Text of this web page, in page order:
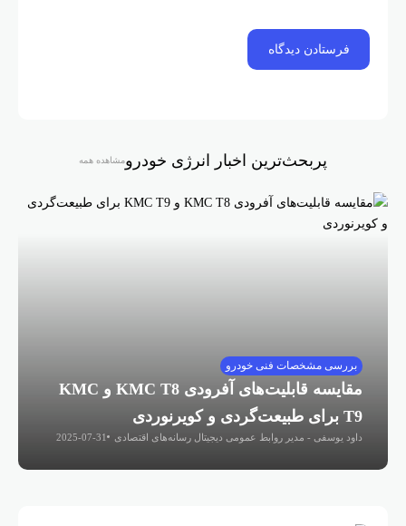
پربحث‌ترین اخبار انرژی خودرومشاهده همه
مشخصات فنی خودرو
مقایسه قابلیت‌های آفرودی KMC T8 و KMC
- مدیر روابط عمومی دیجیتال رسانه‌های اقتصادی 2025-07-31